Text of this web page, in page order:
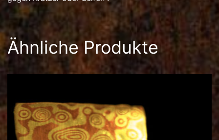
Ähnliche Produkte